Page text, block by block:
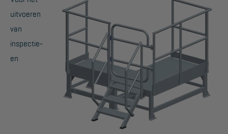
Werkbordes
Trailertrap
Trap accessoires
Trap onderdelen
uitvoeren
van
inspectie-
en